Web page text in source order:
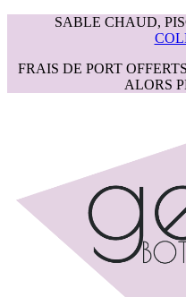
SABLE CHAUD,
FRAIS DE PORT
ALORS